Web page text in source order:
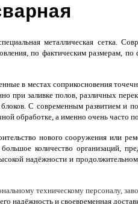
металлическая сетка.
по фактическим
в местах соприкосновения
при заливке полов, различных
С современным развитием и
обработке, а именно очень часто
нового сооружения или
количество организаций,
надёжности и
техническому персоналу,
надёжность и своевременная